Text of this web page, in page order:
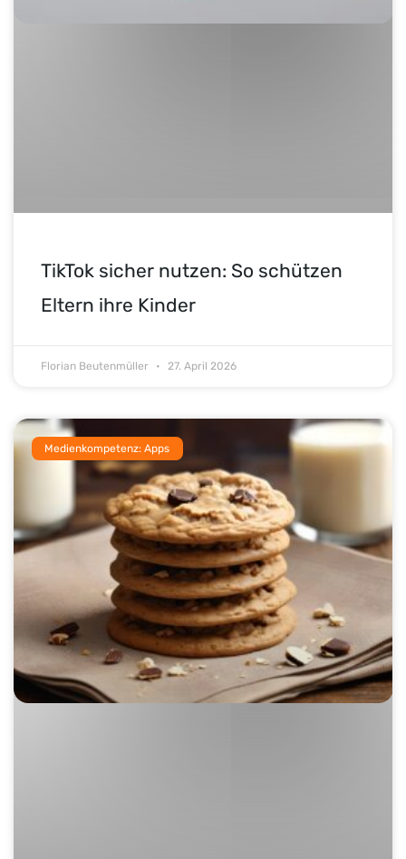
TikTok sicher nutzen: So schützen
Eltern ihre Kinder
Florian Beutenmüller 27. April 2026
Medienkompetenz: Apps